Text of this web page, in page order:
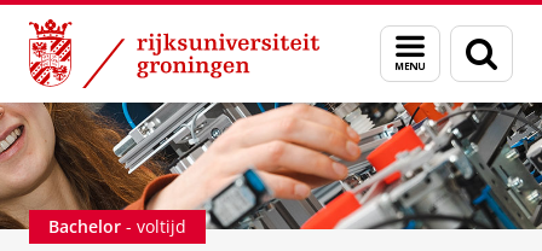
Skip
Content
Skip
Navigation
Menu
en
zoeken
Onderwijs Technische Bedrijfskunde
Bachelor - voltijd